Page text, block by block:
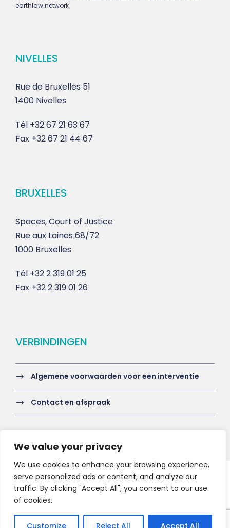
We value your privacy
We use cookies to enhance your browsing experience,
serve personalized ads or content, and analyze our
traffic. By clicking "Accept All", you consent to our use
of cookies.
Customize Reject All Accept All
earthlaw.network
NIVELLES
Rue de Bruxelles 51
1400 Nivelles
Tél +32 67 21 63 67
Fax +32 67 21 44 67
BRUXELLES
Spaces, Court of Justice
Rue aux Laines 68/72
1000 Bruxelles
Tél +32 2 319 01 25
Fax +32 2 319 01 26
VERBINDINGEN
Algemene voorwaarden voor een interventie
Contact en afspraak
Copyright 2021 HV-A, All Right Reserved